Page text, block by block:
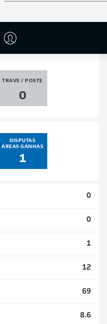
PÊNALTIS
TRAVE / POSTE
0
DISPUTAS
ÁREAS GANHAS
1
0
0
1
12
69
8.6